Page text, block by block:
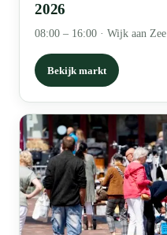
2026
08:00 – 16:00 · Wijk aan Zee
Bekijk markt